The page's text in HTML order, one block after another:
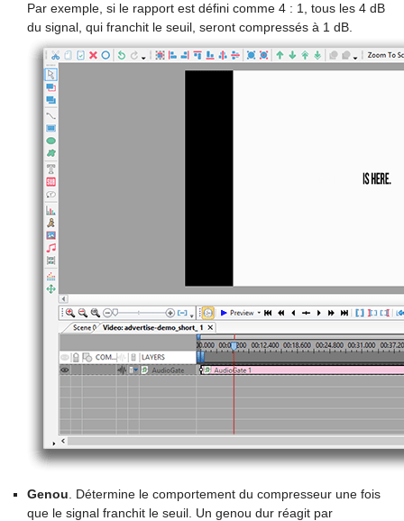
Par exemple, si le rapport est défini comme 4 : 1, tous les 4 dB
du signal, qui franchit le seuil, seront compressés à 1 dB.
Genou . Détermine le comportement du compresseur une fois
que le signal franchit le seuil. Un genou dur réagit par